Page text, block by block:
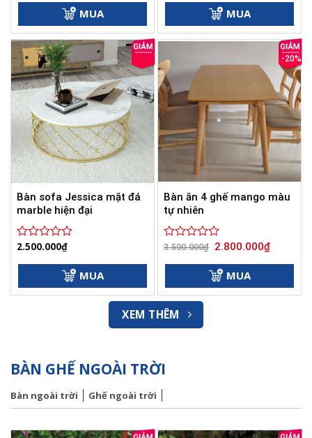
5
sao
MUA
5
sao
MUA
Bàn sofa Jessica mặt đá
marble hiện đại
Được
2.500.000₫
MUA
-20%
Bàn ăn 4 ghế mango màu
tự nhiên
Được
sao
3.500.000₫ Giá
gốc
là:
3.500.000₫.
2.800.000₫Giá
hiện
tại
MUA
XEM THÊM
BÀN GHẾ NGOÀI TRỜI
Bàn ngoài trời Ghế ngoài trời